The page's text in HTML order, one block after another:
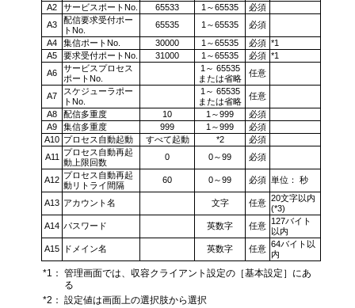
A2
サービスポートNo. 65533 1～65535
必須
A3
配信要求受付ポー
トNo.
65535 1～65535
必須
A4
集信ポートNo. 30000 1～65535 必須 *1
A5
要求受付ポートNo. 31000 1～65535 必須 *1
A6
サービスプロセス
ポートNo.
1～ 65535
または省略
任意
A7
スケジューラポー
トNo.
1～ 65535
または省略
任意
A8
配信多重度 10 1～999
必須
A9
集信多重度 999 1～999
必須
A10 プロセス自動起動 すべて起動 *2
必須
A11
プロセス自動再起
動上限回数
0 0～99 必須
A12 プロセス自動再起
動リトライ間隔
60 0～99 必須 単位： 秒
A13 アカウント名 文字 任意 20文字以内
(*3)
A14 パスワード 英数字 任意 127バイト
以内
A15
ドメイン名 英数字 任意 64バイト以
内
*1： 管理画面では、収容クライアント設定の［基本設定］にあ
る
*2： 設定値は画面上の選択肢から選択